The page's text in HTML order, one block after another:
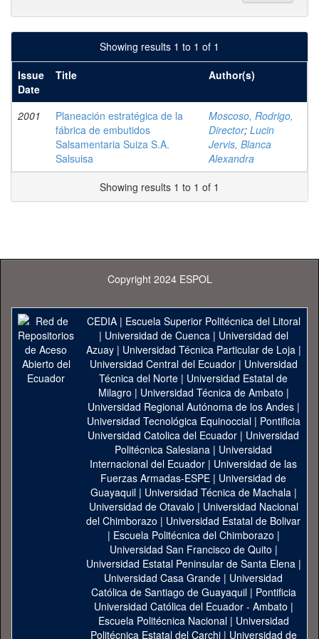
Showing results 1 to 1 of 1
Issue
Date
Title Author(s)
2001
Planeación estratégica de la
fábrica de embutidos
Salsamentaria Suiza S.A.
Salsuisa
Moscoso, Rodrigo,
Director; Lucin
Jervis, Blanca
Alexandra
Showing results 1 to 1 of 1
Copyright 2024 ESPOL
CEDIA| Escuela Superior Politécnica del Litoral
| Universidad de Cuenca| Universidad del
Azuay| Universidad Técnica Particular de Loja|
Universidad Central del Ecuador| Universidad
Técnica del Norte | Universidad Estatal de
Milagro | Universidad Técnica de Ambato |
Universidad Regional Autónoma de los Andes|
Universidad Tecnológica Equinoccial| Pontificia
Universidad Catolica del Ecuador | Universidad
Politécnica Salesiana | Universidad
Internacional del Ecuador | Universidad de las
Fuerzas Armadas-ESPE | Universidad de
Guayaquil| Universidad Técnica de Machala|
Universidad de Otavalo | Universidad Nacional
del Chimborazo | Universidad Estatal de Bolivar
| Escuela Politécnica del Chimborazo |
Universidad San Francisco de Quito |
Universidad Estatal Peninsular de Santa Elena|
Universidad Casa Grande | Universidad
Católica de Santiago de Guayaquil| Pontificia
Universidad Católica del Ecuador - Ambato |
Escuela Politécnica Nacional| Universidad
Politécnica Estatal del Carchi| Universidad de